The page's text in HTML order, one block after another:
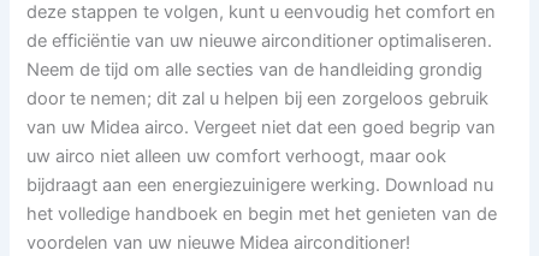
deze stappen te volgen, kunt u eenvoudig het comfort en
de efficiëntie van uw nieuwe airconditioner optimaliseren.
Neem de tijd om alle secties van de handleiding grondig
door te nemen; dit zal u helpen bij een zorgeloos gebruik
van uw Midea airco. Vergeet niet dat een goed begrip van
uw airco niet alleen uw comfort verhoogt, maar ook
bijdraagt aan een energiezuinigere werking. Download nu
het volledige handboek en begin met het genieten van de
voordelen van uw nieuwe Midea airconditioner!